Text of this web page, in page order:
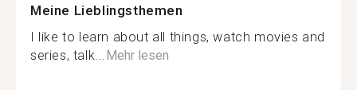
Meine Lieblingsthemen
I like to learn about all things, watch movies and
series, talk...Mehr lesen